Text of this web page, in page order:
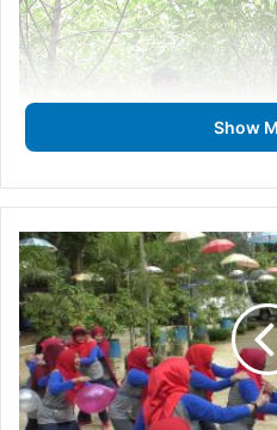
Ketua Kelompok Tani Lestari
berbagai hal terkait
Selain program konservasi
juga memberdayakan para
program diversifikasi buah
Show
PWP
Selenggarakan
“PWP
Gathering”